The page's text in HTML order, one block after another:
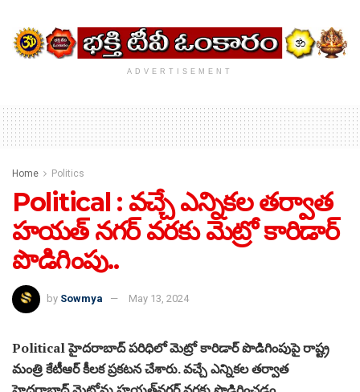
ADVERTISEMENT
Home Politics
Political : వచ్చే ఎన్నికల తర్వాత
హయత్ నగర్ వరకు మెట్రో కారిడార్
పొడిగింపు..
by Sowmya May 13, 2024
Political హైదరాబాద్ పరిధిలో మెట్రో కారిడార్ పొడిగింపుపై రాష్ట్ర
మంత్రి కేటీఆర్ కీలక ప్రకటన చేశారు. వచ్చే ఎన్నికల తర్వాత